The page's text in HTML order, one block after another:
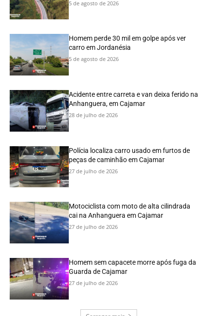
5 de agosto de 2026
Homem perde 30 mil em golpe após ver
carro em Jordanésia
5 de agosto de 2026
Acidente entre carreta e van deixa ferido na
Anhanguera, em Cajamar
28 de julho de 2026
Polícia localiza carro usado em furtos de
peças de caminhão em Cajamar
27 de julho de 2026
Motociclista com moto de alta cilindrada
cai na Anhanguera em Cajamar
27 de julho de 2026
Homem sem capacete morre após fuga da
Guarda de Cajamar
27 de julho de 2026